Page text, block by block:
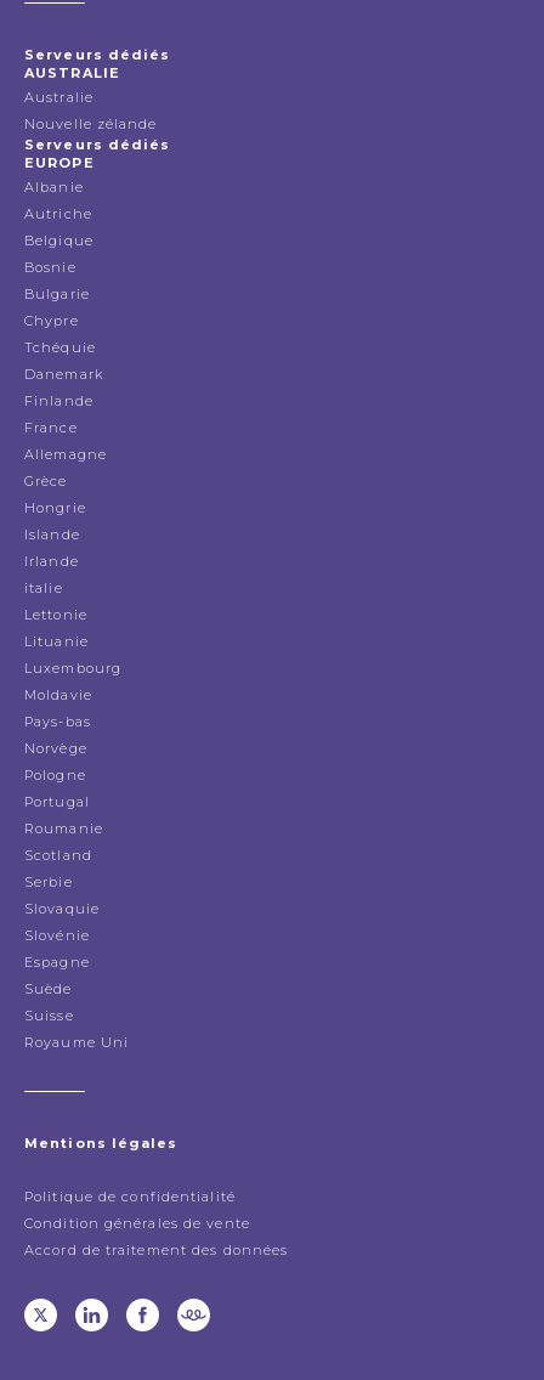
Serveurs dédiés
AUSTRALIE
Australie
Nouvelle zélande
Serveurs dédiés
EUROPE
Albanie
Autriche
Belgique
Bosnie
Bulgarie
Chypre
Tchéquie
Danemark
Finlande
France
Allemagne
Grèce
Hongrie
Islande
Irlande
italie
Lettonie
Lituanie
Luxembourg
Moldavie
Pays-bas
Norvège
Pologne
Portugal
Roumanie
Scotland
Serbie
Slovaquie
Slovénie
Espagne
Suède
Suisse
Royaume Uni
Mentions légales
Politique de confidentialité
Condition générales de vente
Accord de traitement des données